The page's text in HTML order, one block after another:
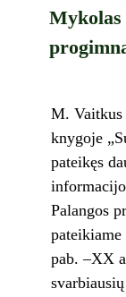
Mykolas
M. Vaitkus
knygoje
pateikęs
Palangos
pab. –XX